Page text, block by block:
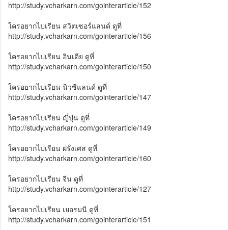
http://study.vcharkarn.com/gointerarticle/152
ใครอยากไปเรียน สวิตเซอร์แลนด์ ดูที่
http://study.vcharkarn.com/gointerarticle/156
ใครอยากไปเรียน อินเดีย ดูที่
http://study.vcharkarn.com/gointerarticle/150
ใครอยากไปเรียน นิวซีแลนด์ ดูที่
http://study.vcharkarn.com/gointerarticle/147
ใครอยากไปเรียน ญี่ปุ่น ดูที่
http://study.vcharkarn.com/gointerarticle/149
ใครอยากไปเรียน ฝรั่งเศส ดูที่
http://study.vcharkarn.com/gointerarticle/160
ใครอยากไปเรียน จีน ดูที่
http://study.vcharkarn.com/gointerarticle/127
ใครอยากไปเรียน เยอรมนี ดูที่
http://study.vcharkarn.com/gointerarticle/151